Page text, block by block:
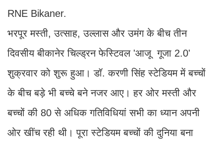
RNE Bikaner.
भरपूर मस्ती, उत्साह, उल्लास और उमंग के बीच तीन
दिवसीय बीकानेर चिल्ड्रन फेस्टिवल 'आजू गूजा 2.0'
शुक्रवार को शुरू हुआ। डॉ. करणी सिंह स्टेडियम में बच्चों
के बीच बड़े भी बच्चे बने नजर आए। हर ओर मस्ती और
बच्चों की 80 से अधिक गतिविधियां सभी का ध्यान अपनी
ओर खींच रही थी। पूरा स्टेडियम बच्चों की दुनिया बना